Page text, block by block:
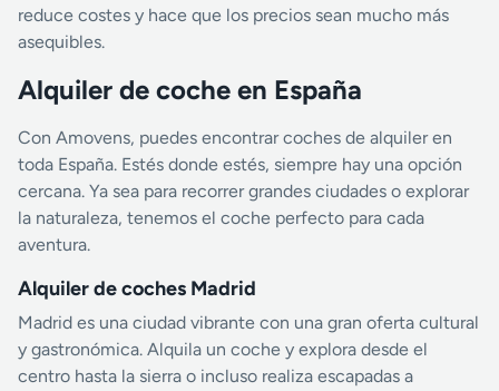
reduce costes y hace que los precios sean mucho más
asequibles.
Alquiler de coche en España
Con Amovens, puedes encontrar coches de alquiler en
toda España. Estés donde estés, siempre hay una opción
cercana. Ya sea para recorrer grandes ciudades o explorar
la naturaleza, tenemos el coche perfecto para cada
aventura.
Alquiler de coches Madrid
Madrid es una ciudad vibrante con una gran oferta cultural
y gastronómica. Alquila un coche y explora desde el
centro hasta la sierra o incluso realiza escapadas a